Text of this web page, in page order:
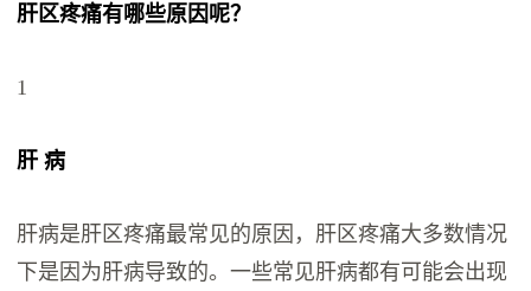
肝区疼痛有哪些原因呢？
1
肝 病
肝病是肝区疼痛最常见的原因，肝区疼痛大多数情况
下是因为肝病导致的。一些常见肝病都有可能会出现